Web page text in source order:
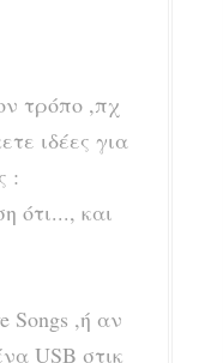
τρόπο ,πχ
ιδέες για
:
ότι..., και
Songs ,ή αν
USB στικ